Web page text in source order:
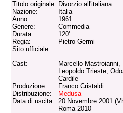
Titolo originale: Divorzio all'italiana
Nazione:
Italia
Anno:
1961
Genere:
Commedia
Durata:
120'
Regia:
Pietro Germi
Sito ufficiale:
Cast:
Marcello
Leopoldo Trieste,
Cardile
Produzione:
Franco Cristaldi
Distribuzione:
Medusa
Data di uscita: 20 Novembre 2001
Roma 2010